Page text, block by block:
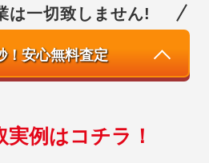
は一切致しません!
！安心無料査定
実例はコチラ！